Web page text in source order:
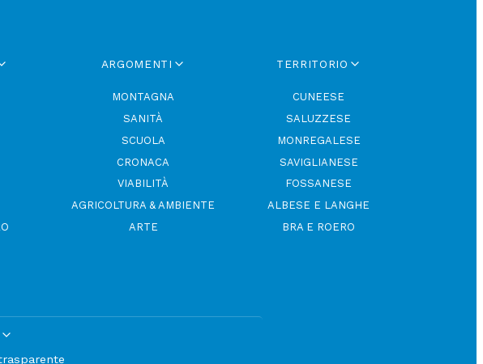
ARGOMENTI
MONTAGNA
SANITÀ
SCUOLA
CRONACA
VIABILITÀ
AGRICOLTURA & AMBIENTE
ARTE
TERRITORIO
CUNEESE
SALUZZESE
MONREGALESE
SAVIGLIANESE
FOSSANESE
ALBESE E LANGHE
BRA E ROERO